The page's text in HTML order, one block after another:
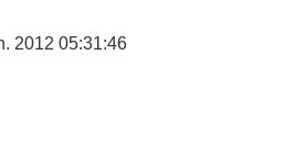
2012 05:31:46